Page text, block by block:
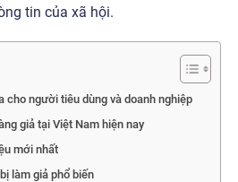
tin của xã hội.
cho người tiêu dùng và doanh nghiệp
giả tại Việt Nam hiện nay
mới nhất
làm giả phổ biến